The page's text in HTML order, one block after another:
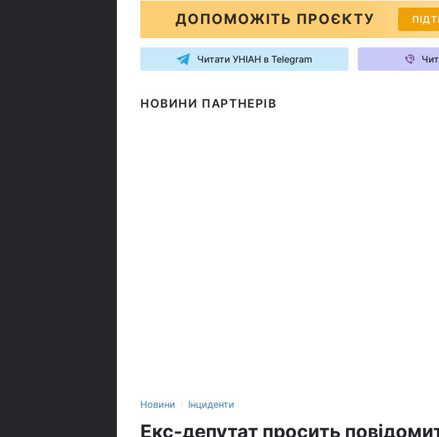
ДОПОМОЖІТЬ ПРОЄКТУ
Читати УНІАН в Telegram
НОВИНИ ПАРТНЕРІВ
Новини › Інциденти
Екс-депутат просить